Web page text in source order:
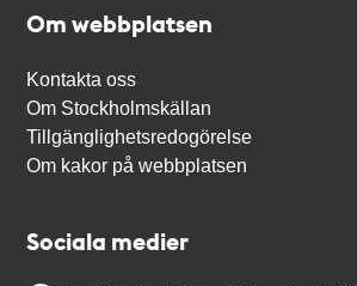
Om webbplatsen
Kontakta oss
Om Stockholmskällan
Tillgänglighetsredogörelse
Om kakor på webbplatsen
Sociala medier